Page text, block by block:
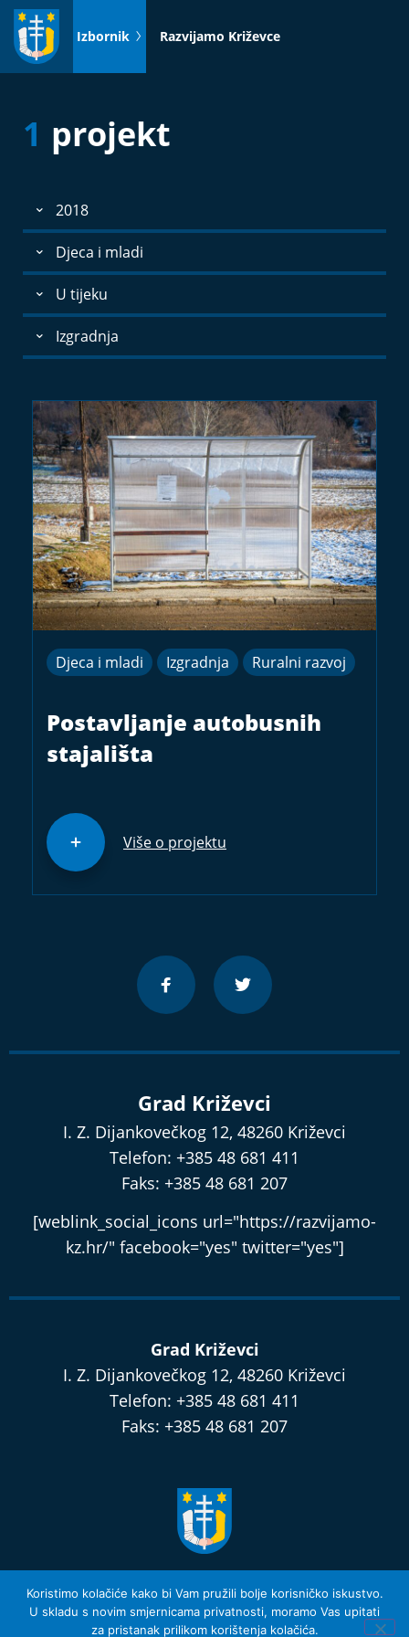
Idi
sadržaj
Izbornik Razvijamo Križevce
1 projekt
2018
Djeca i mladi
U tijeku
Izgradnja
Djeca i mladi Izgradnja Ruralni razvoj
Postavljanje autobusnih
stajališta
Više o projektu
Grad Križevci
I. Z. Dijankovečkog 12, 48260 Križevci
Telefon: +385 48 681 411
Faks: +385 48 681 207
[weblink_social_icons url="https://razvijamo-
kz.hr/" facebook="yes" twitter="yes"]
Grad Križevci
I. Z. Dijankovečkog 12, 48260 Križevci
Telefon: +385 48 681 411
Faks: +385 48 681 207
razvijamo.krizevci.hr
Koristimo kolačiće kako bi Vam pružili bolje korisničko iskustvo.
U skladu s novim smjernicama privatnosti, moramo Vas upitati
za pristanak prilikom korištenja kolačića.